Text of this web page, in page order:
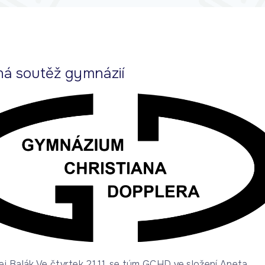
soutěž gymnázií